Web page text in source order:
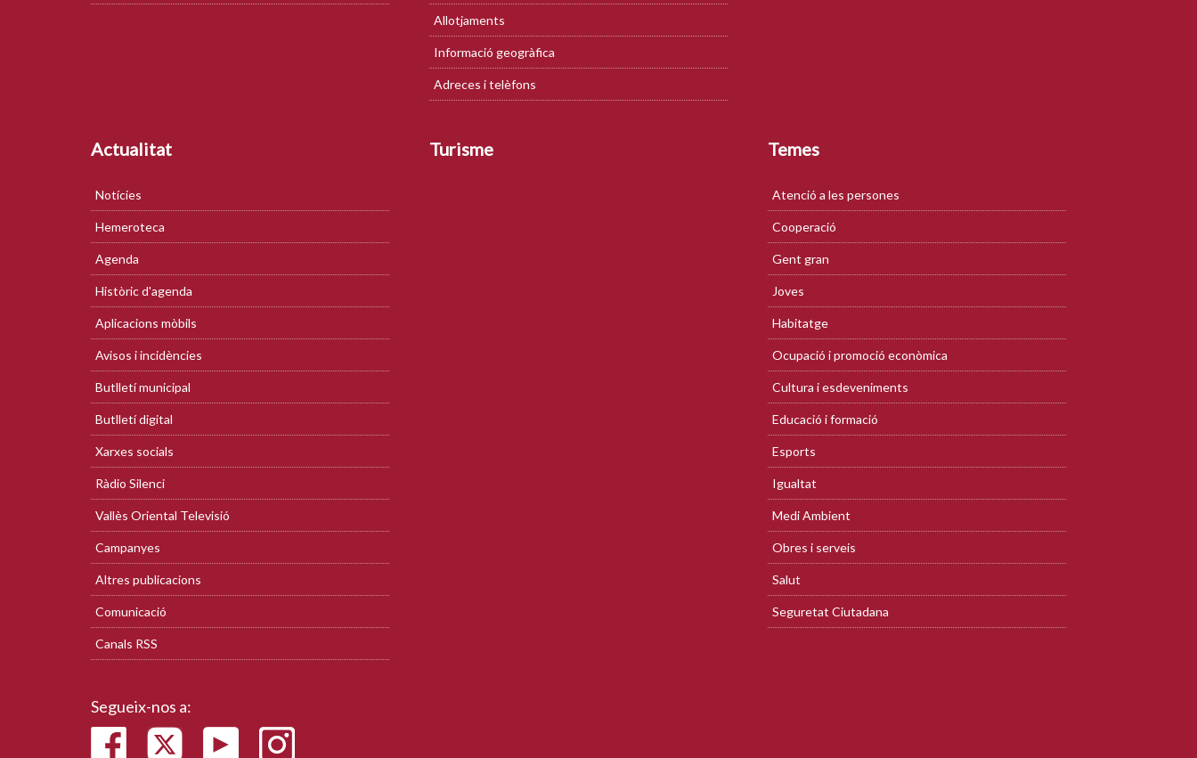
Allotjaments
Informació geogràfica
Adreces i telèfons
Actualitat
Notícies
Hemeroteca
Agenda
Històric d'agenda
Aplicacions mòbils
Avisos i incidències
Butlletí municipal
Butlletí digital
Xarxes socials
Ràdio Silenci
Vallès Oriental Televisió
Campanyes
Altres publicacions
Comunicació
Canals RSS
Turisme Temes
Atenció a les persones
Cooperació
Gent gran
Joves
Habitatge
Ocupació i promoció econòmica
Cultura i esdeveniments
Educació i formació
Esports
Igualtat
Medi Ambient
Obres i serveis
Salut
Seguretat Ciutadana
Segueix-nos a: